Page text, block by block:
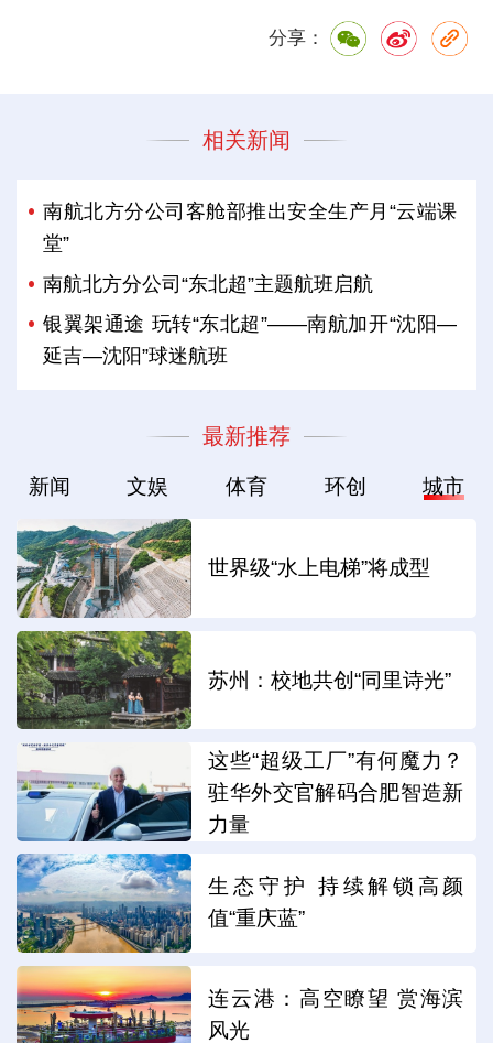
分享：
相关新闻
南航北方分公司客舱部推出安全生产月“云端课
堂”
南航北方分公司“东北超”主题航班启航
银翼架通途 玩转“东北超”——南航加开“沈阳—
延吉—沈阳”球迷航班
最新推荐
新闻 文娱 体育 环创 城市
世界级“水上电梯”将成型
苏州：校地共创“同里诗光”
这些“超级工厂”有何魔力？
驻华外交官解码合肥智造新
力量
生态守护 持续解锁高颜
值“重庆蓝”
连云港：高空瞭望 赏海滨
风光